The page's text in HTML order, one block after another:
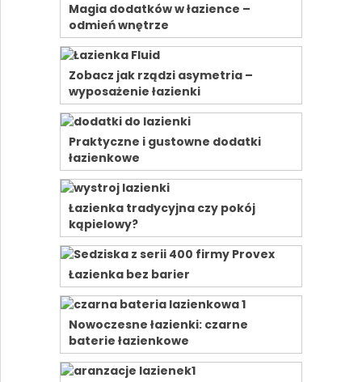
Magia dodatków w łazience –
odmień wnętrze
Zobacz jak rządzi asymetria –
wyposażenie łazienki
Praktyczne i gustowne dodatki
łazienkowe
Łazienka tradycyjna czy pokój
kąpielowy?
Łazienka bez barier
Nowoczesne łazienki: czarne
baterie łazienkowe